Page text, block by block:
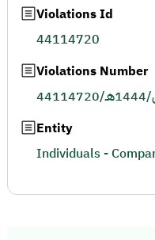
Violations Id
44114720
Violations Number
1444هـ
Entity
Individuals -